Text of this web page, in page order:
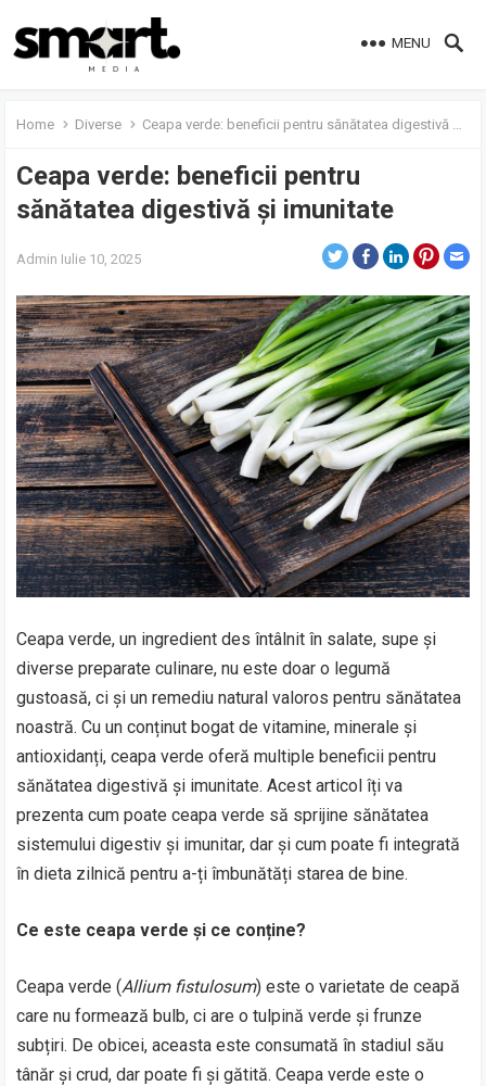
MENU
Home Diverse Ceapa verde: beneficii pentru sănătatea digestivă și imunitate
Ceapa verde: beneficii pentru
sănătatea digestivă și imunitate
Admin Iulie 10, 2025
Ceapa verde, un ingredient des întâlnit în salate, supe și
diverse preparate culinare, nu este doar o legumă
gustoasă, ci și un remediu natural valoros pentru sănătatea
noastră. Cu un conținut bogat de vitamine, minerale și
antioxidanți, ceapa verde oferă multiple beneficii pentru
sănătatea digestivă și imunitate. Acest articol îți va
prezenta cum poate ceapa verde să sprijine sănătatea
sistemului digestiv și imunitar, dar și cum poate fi integrată
în dieta zilnică pentru a-ți îmbunătăți starea de bine.
Ce este ceapa verde și ce conține?
Ceapa verde (Allium fistulosum) este o varietate de ceapă
care nu formează bulb, ci are o tulpină verde și frunze
subțiri. De obicei, aceasta este consumată în stadiul său
tânăr și crud, dar poate fi și gătită. Ceapa verde este o